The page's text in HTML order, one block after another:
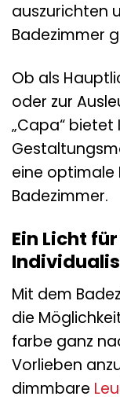
auszurichten
Badezimmer
Ob als
oder zur
„Capa“
eine optimale
Badezimmer.
Ein Licht
Mit dem
die
farbe ganz
Vorlieben
dimmbare